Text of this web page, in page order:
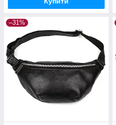
–31%